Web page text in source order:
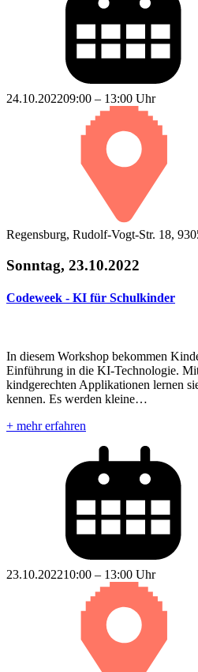
24.10.202209:00 – 13:00 Uhr
Regensburg, Rudolf-Vogt-Str. 18,
Sonntag, 23.10.2022
Codeweek - KI für Schulkinder
In diesem Workshop bekommen
Einführung in die KI-Technologie.
kindgerechten Applikationen lernen
kennen. Es werden kleine…
+ mehr erfahren
23.10.202210:00 – 13:00 Uhr